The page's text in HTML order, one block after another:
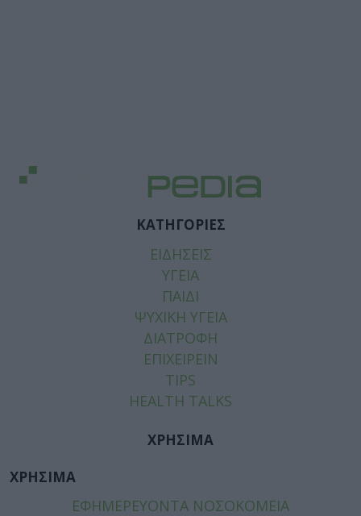
ΚΑΤΗΓΟΡΙΕΣ
ΕΙΔΗΣΕΙΣ
ΥΓΕΙΑ
ΠΑΙΔΙ
ΨΥΧΙΚΗ ΥΓΕΙΑ
ΔΙΑΤΡΟΦΗ
ΕΠΙΧΕΙΡΕΙΝ
TIPS
HEALTH TALKS
ΧΡΗΣΙΜΑ
ΧΡΗΣΙΜΑ
ΕΦΗΜΕΡΕΥΟΝΤΑ ΝΟΣΟΚΟΜΕΙΑ